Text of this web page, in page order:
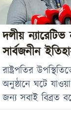
দলীয়
সার্বজনীন
চাইলেন নাহিদ
রাষ্ট্রপতির
অনুষ্ঠানে ঘটে
জন্য সবাই বিব্রত
করেছেন জাতীয়